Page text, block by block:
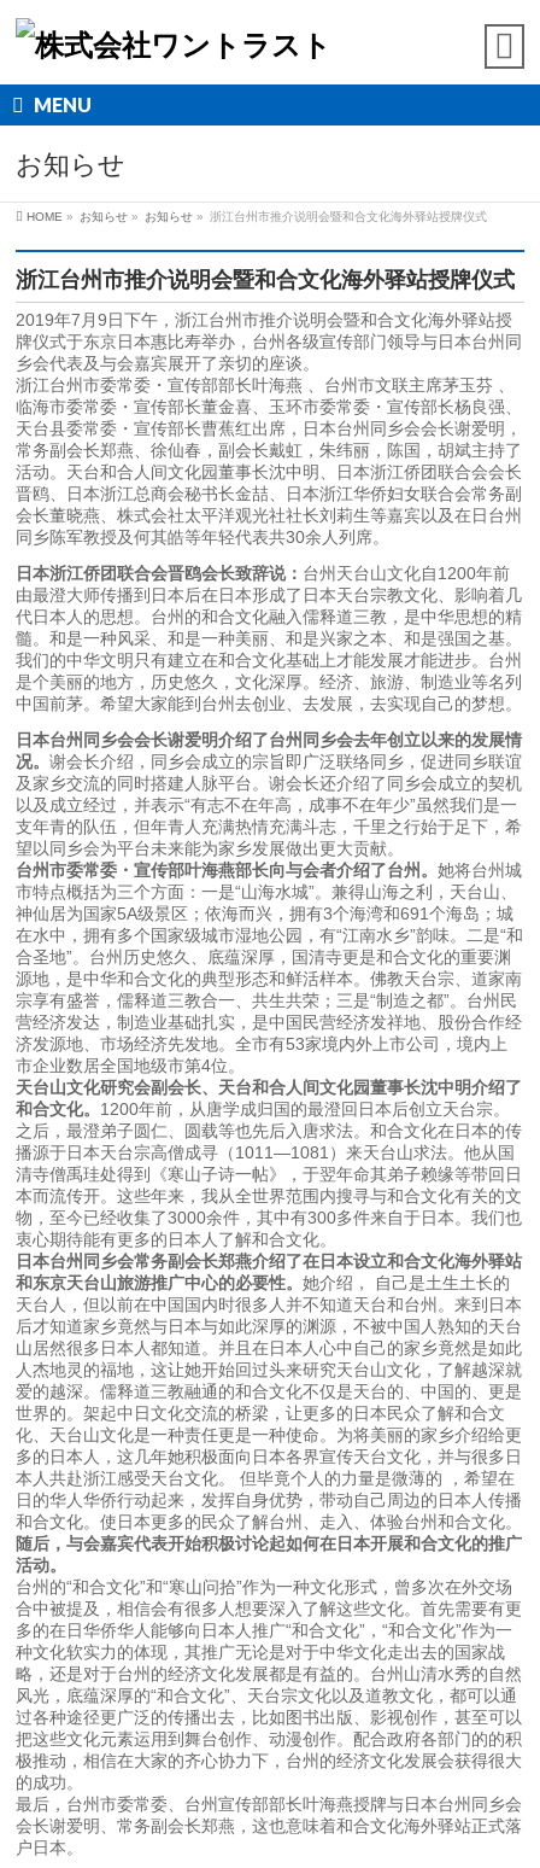
MENU
お知らせ
HOME » お知らせ » お知らせ » 浙江台州市推介说明会暨和合文化海外驿站授牌仪式
浙江台州市推介说明会暨和合文化海外驿站授牌仪式
2019年7月9日下午，浙江台州市推介说明会暨和合文化海外驿站授
牌仪式于东京日本惠比寿举办，台州各级宣传部门领导与日本台州同
乡会代表及与会嘉宾展开了亲切的座谈。
浙江台州市委常委・宣传部部长叶海燕 、台州市文联主席茅玉芬 、
临海市委常委・宣传部长董金喜、玉环市委常委・宣传部长杨良强、
天台县委常委・宣传部长曹蕉红出席，日本台州同乡会会长谢爱明，
常务副会长郑燕、徐仙春，副会长戴虹，朱纬丽，陈国，胡斌主持了
活动。天台和合人间文化园董事长沈中明、日本浙江侨团联合会会长
晋鸥、日本浙江总商会秘书长金喆、日本浙江华侨妇女联合会常务副
会长董晓燕、株式会社太平洋观光社社长刘莉生等嘉宾以及在日台州
同乡陈军教授及何其皓等年轻代表共30余人列席。
日本浙江侨团联合会晋鸥会长致辞说： 台州天台山文化自1200年前
由最澄大师传播到日本后在日本形成了日本天台宗教文化、影响着几
代日本人的思想。台州的和合文化融入儒释道三教，是中华思想的精
髓。和是一种风采、和是一种美丽、和是兴家之本、和是强国之基。
我们的中华文明只有建立在和合文化基础上才能发展才能进步。台州
是个美丽的地方，历史悠久，文化深厚。经济、旅游、制造业等名列
中国前茅。希望大家能到台州去创业、去发展，去实现自己的梦想。
日本台州同乡会会长谢爱明介绍了台州同乡会去年创立以来的发展情
况。谢会长介绍，同乡会成立的宗旨即广泛联络同乡，促进同乡联谊
及家乡交流的同时搭建人脉平台。谢会长还介绍了同乡会成立的契机
以及成立经过，并表示“有志不在年高，成事不在年少”虽然我们是一
支年青的队伍，但年青人充满热情充满斗志，千里之行始于足下，希
望以同乡会为平台未来能为家乡发展做出更大贡献。
台州市委常委・宣传部叶海燕部长向与会者介绍了台州。她将台州城
市特点概括为三个方面：一是“山海水城”。兼得山海之利，天台山、
神仙居为国家5A级景区；依海而兴，拥有3个海湾和691个海岛；城
在水中，拥有多个国家级城市湿地公园，有“江南水乡”韵味。二是“和
合圣地”。台州历史悠久、底蕴深厚，国清寺更是和合文化的重要渊
源地，是中华和合文化的典型形态和鲜活样本。佛教天台宗、道家南
宗享有盛誉，儒释道三教合一、共生共荣；三是“制造之都”。台州民
营经济发达，制造业基础扎实，是中国民营经济发祥地、股份合作经
济发源地、市场经济先发地。全市有53家境内外上市公司，境内上
市企业数居全国地级市第4位。
天台山文化研究会副会长、天台和合人间文化园董事长沈中明介绍了
和合文化。 1200年前，从唐学成归国的最澄回日本后创立天台宗。
之后，最澄弟子圆仁、圆载等也先后入唐求法。和合文化在日本的传
播源于日本天台宗高僧成寻（1011—1081）来天台山求法。他从国
清寺僧禹珪处得到《寒山子诗一帖》，于翌年命其弟子赖缘等带回日
本而流传开。这些年来，我从全世界范围内搜寻与和合文化有关的文
物，至今已经收集了3000余件，其中有300多件来自于日本。我们也
衷心期待能有更多的日本人了解和合文化。
日本台州同乡会常务副会长郑燕介绍了在日本设立和合文化海外驿站
和东京天台山旅游推广中心的必要性。她介绍， 自己是土生土长的
天台人，但以前在中国国内时很多人并不知道天台和台州。来到日本
后才知道家乡竟然与日本与如此深厚的渊源，不被中国人熟知的天台
山居然很多日本人都知道。并且在日本人心中自己的家乡竟然是如此
人杰地灵的福地，这让她开始回过头来研究天台山文化，了解越深就
爱的越深。儒释道三教融通的和合文化不仅是天台的、中国的、更是
世界的。架起中日文化交流的桥梁，让更多的日本民众了解和合文
化、天台山文化是一种责任更是一种使命。为将美丽的家乡介绍给更
多的日本人，这几年她积极面向日本各界宣传天台文化，并与很多日
本人共赴浙江感受天台文化。 但毕竟个人的力量是微薄的 ，希望在
日的华人华侨行动起来，发挥自身优势，带动自己周边的日本人传播
和合文化。使日本更多的民众了解台州、走入、体验台州和合文化。
随后，与会嘉宾代表开始积极讨论起如何在日本开展和合文化的推广
活动。
台州的“和合文化”和“寒山问拾”作为一种文化形式，曾多次在外交场
合中被提及，相信会有很多人想要深入了解这些文化。首先需要有更
多的在日华侨华人能够向日本人推广“和合文化”，“和合文化”作为一
种文化软实力的体现，其推广无论是对于中华文化走出去的国家战
略，还是对于台州的经济文化发展都是有益的。台州山清水秀的自然
风光，底蕴深厚的“和合文化”、天台宗文化以及道教文化，都可以通
过各种途径更广泛的传播出去，比如图书出版、影视创作，甚至可以
把这些文化元素运用到舞台创作、动漫创作。配合政府各部门的的积
极推动，相信在大家的齐心协力下，台州的经济文化发展会获得很大
的成功。
最后，台州市委常委、台州宣传部部长叶海燕授牌与日本台州同乡会
会长谢爱明、常务副会长郑燕，这也意味着和合文化海外驿站正式落
户日本。